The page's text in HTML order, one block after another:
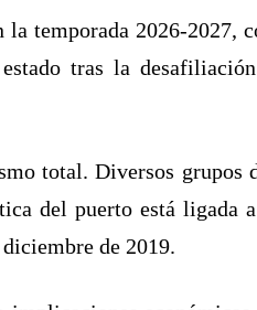
temporada 2026-2027,
tras la
total. Diversos grupos
del puerto está ligada
de 2019.